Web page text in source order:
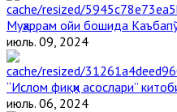
Муҳаррам ойи бошида
июль. 09, 2024
“Ислом фиқҳи асослари”
июль. 06, 2024